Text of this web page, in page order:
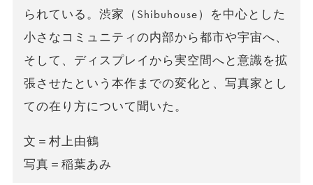
られている。渋家（Shibuhouse）を中心とした
小さなコミュニティの内部から都市や宇宙へ、
そして、ディスプレイから実空間へと意識を拡
張させたという本作までの変化と、写真家とし
ての在り方について聞いた。
文＝村上由鶴
写真＝稲葉あみ